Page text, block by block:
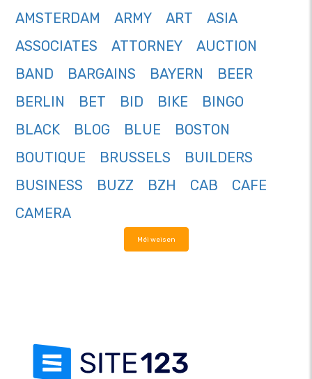
AMSTERDAM
ARMY ART
ASIA
ASSOCIATES
ATTORNEY
AUCTION
BAND
BARGAINS BAYERN
BEER
BERLIN
BET BID BIKE
BINGO
BLACK
BLOG BLUE
BOSTON
BOUTIQUE
BRUSSELS
BUILDERS
BUSINESS
BUZZ BZH CAB
CAFE
CAMERA
Méi weisen